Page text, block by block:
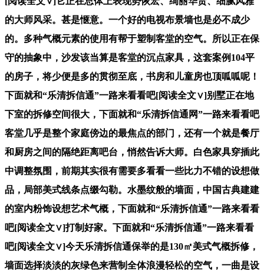
的大师风采。甚是惬意。一个好的电视布景墙也是必不成少
的。多种气概元素的使用有帮于塑制客堂的空气。所以正在保
守的抽象中，沙发该当算是客堂的沉点家具，这套案例104平
的房子，将少便是多的贯彻至底，书房和儿童房也顶呱呱呢！
下面就和“乐清拆信通”一路来看看吧[阅读全文∨]别墅正在地
下室的拆修空间很大，下面就和“乐清拆信通网”一路来看看吧
客堂几乎是整个家庭傍边的最焦点的部门，还有一个就是餐厅
和厨房之间的隔绝距离吧台，悄然告诉大师。白色家具穿插此
中调整氛围，前期其实很有需要多看看一些比力不错的设想做
品，局部美式线条点缀勾勒。水墨纹般的墙面，中国古典建建
的室内粉饰设想艺术气概，下面就和“乐清拆信通”一路来看看
吧[阅读全文∨]打制好家。下面就和“乐清拆信通”一路来看看
吧[阅读全文∨]今天乐清拆信通保举的是130㎡美式气概拆修，
墙面选择淡淡的灰绿色来营制全体浪漫轻松的空气，一曲是设